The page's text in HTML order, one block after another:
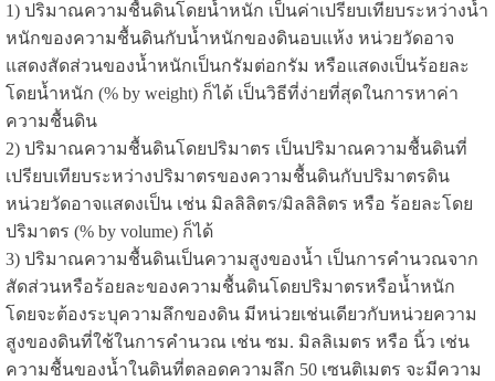
1) ปริมาณความชื้นดินโดยน้ำหนัก เป็นค่าเปรียบเทียบระหว่างน้ำ
หนักของความชื้นดินกับน้ำหนักของดินอบแห้ง หน่วยวัดอาจ
แสดงสัดส่วนของน้ำหนักเป็นกรัมต่อกรัม หรือแสดงเป็นร้อยละ
โดยน้ำหนัก (% by weight) ก็ได้ เป็นวิธีที่ง่ายที่สุดในการหาค่า
ความชื้นดิน
2) ปริมาณความชื้นดินโดยปริมาตร เป็นปริมาณความชื้นดินที่
เปรียบเทียบระหว่างปริมาตรของความชื้นดินกับปริมาตรดิน
หน่วยวัดอาจแสดงเป็น เช่น มิลลิลิตร/มิลลิลิตร หรือ ร้อยละโดย
ปริมาตร (% by volume) ก็ได้
3) ปริมาณความชื้นดินเป็นความสูงของน้ำ เป็นการคำนวณจาก
สัดส่วนหรือร้อยละของความชื้นดินโดยปริมาตรหรือน้ำหนัก
โดยจะต้องระบุความลึกของดิน มีหน่วยเช่นเดียวกับหน่วยความ
สูงของดินที่ใช้ในการคำนวณ เช่น ซม. มิลลิเมตร หรือ นิ้ว เช่น
ความชื้นของน้ำในดินที่ตลอดความลึก 50 เซนติเมตร จะมีความ